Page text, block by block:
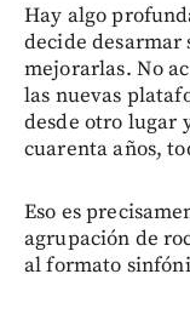
Hay algo
decide desarmar
mejorarlas. No
las nuevas
desde otro lugar
cuarenta años,
Eso es
agrupación de
al formato